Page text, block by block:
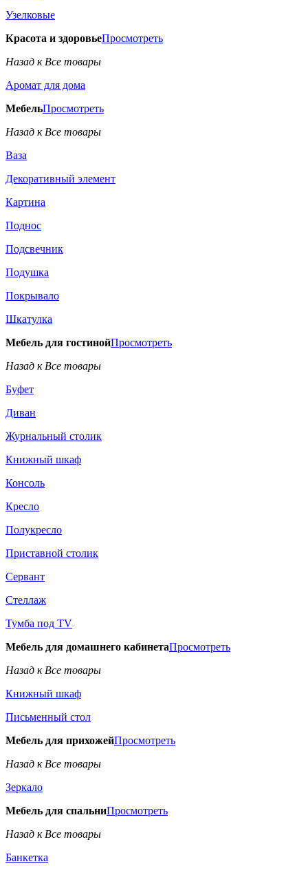
Узелковые
Красота и здоровьеПросмотреть
Назад к Все товары
Аромат для дома
МебельПросмотреть
Назад к Все товары
Ваза
Декоративный элемент
Картина
Поднос
Подсвечник
Подушка
Покрывало
Шкатулка
Мебель для гостинойПросмотреть
Назад к Все товары
Буфет
Диван
Журнальный столик
Книжный шкаф
Консоль
Кресло
Полукресло
Приставной столик
Сервант
Стеллаж
Тумба под TV
Мебель для домашнего кабинетаПросмотреть
Назад к Все товары
Книжный шкаф
Письменный стол
Мебель для прихожейПросмотреть
Назад к Все товары
Зеркало
Мебель для спальниПросмотреть
Назад к Все товары
Банкетка